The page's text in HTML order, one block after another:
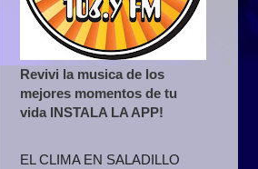
Revivi la musica de los
mejores momentos de tu
vida INSTALA LA APP!
EL CLIMA EN SALADILLO